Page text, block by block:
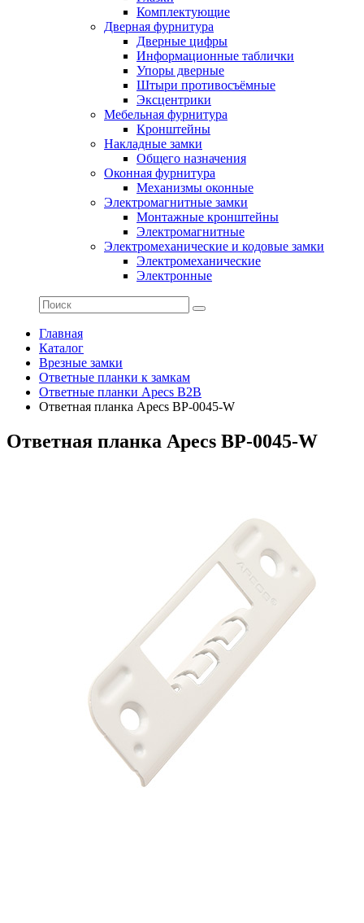
Комплектующие
Дверная фурнитура
Дверные цифры
Информационные таблички
Упоры дверные
Штыри противосъёмные
Эксцентрики
Мебельная фурнитура
Кронштейны
Накладные замки
Общего назначения
Оконная фурнитура
Механизмы оконные
Электромагнитные замки
Монтажные кронштейны
Электромагнитные
Электромеханические и кодовые замки
Электромеханические
Электронные
Главная
Каталог
Врезные замки
Ответные планки к замкам
Ответные планки Apecs B2B
Ответная планка Apecs BP-0045-W
Ответная планка Apecs BP-0045-W